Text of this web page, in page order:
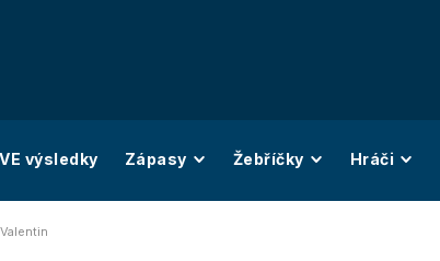
výsledky Zápasy Žebříčky Hráči